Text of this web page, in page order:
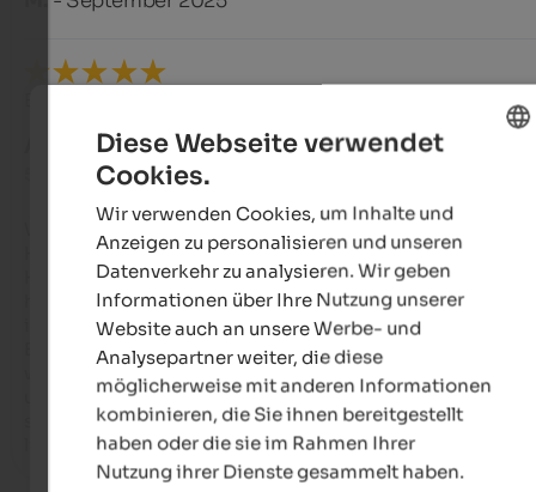
AUSGEZEICHNET
5 von 5 Sternen
Wir waren am 19.09.25 mit einer Bus Reisegesellschaft im
Haidnerhof...toll gelegen in den Berghängen über
Hof und Anwesen mit wunderschönen Ausblick...die
hat ein uriges sehr schönes Ambiente...Biergarten
ist sehr sauber und hygienisch...sehr nette und
Bedienung...hier ist die Welt noch in Ordnung und man
wohl...der Wein und in unserem Fall die Vesperplatte sind
und auf jeden Empfehlenswert...wir können den Haidnerhof
seinen gesamtes Team nur wärmst
lieben Dank...
GERMAN
Diese Webseite verwendet
Cookies.
Wir verwenden Cookies, um Inhalte und
Anzeigen zu personalisieren und unseren
Datenverkehr zu analysieren. Wir geben
Informationen über Ihre Nutzung unserer
Website auch an unsere Werbe- und
Analysepartner weiter, die diese
möglicherweise mit anderen Informationen
kombinieren, die Sie ihnen bereitgestellt
haben oder die sie im Rahmen Ihrer
Nutzung ihrer Dienste gesammelt haben.